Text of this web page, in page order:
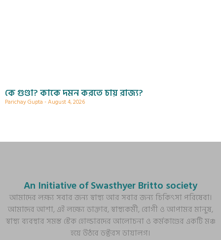
কে গুণ্ডা? কাকে দমন করতে চায় রাজ্য?
Parichay Gupta August 4, 2026
An Initiative of Swasthyer Britto society
আমাদের লক্ষ্য সবার জন্য স্বাস্থ্য আর সবার জন্য চিকিৎসা পরিষেবা।
আমাদের আশা, এই লক্ষ্যে ডাক্তার, স্বাস্থ্যকর্মী, রোগী ও আপামর মানুষ,
স্বাস্থ্য ব্যবস্থার সমস্ত স্টেক হোল্ডারদের আলোচনা ও কর্মকাণ্ডের একটি মঞ্চ
হয়ে উঠবে ডক্টরস ডায়ালগ।